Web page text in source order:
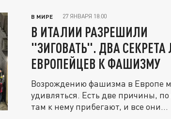
В МИРЕ 27 ЯНВАРЯ 18:00
В ИТАЛИИ РАЗРЕШИЛИ
"ЗИГОВАТЬ". ДВА
ЕВРОПЕЙЦЕВ К ФАШИЗМУ
Возрождению фашизма в Европе
удивляться. Есть две причины,
там к нему прибегают, и все они...